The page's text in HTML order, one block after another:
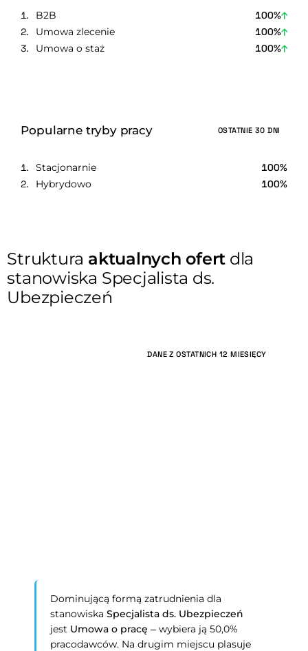
B2B
100%
Umowa zlecenie
100%
Umowa o staż
100%
Popularne tryby pracy OSTATNIE 30 DNI
Stacjonarnie
100%
Hybrydowo
100%
Struktura aktualnych ofert dla
stanowiska Specjalista ds.
Ubezpieczeń
DANE Z OSTATNICH 12 MIESIĘCY
Dominującą formą zatrudnienia dla
stanowiskaSpecjalista ds. Ubezpieczeń
jest Umowa o pracę – wybiera ją 50,0%
pracodawców. Na drugim miejscu plasuje